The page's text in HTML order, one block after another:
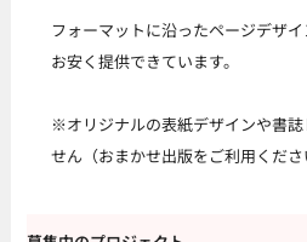
フォーマットに沿ったページデザイ
お安く提供できています。
※オリジナルの表紙デザインや書
せん（おまかせ出版をご利用くださ